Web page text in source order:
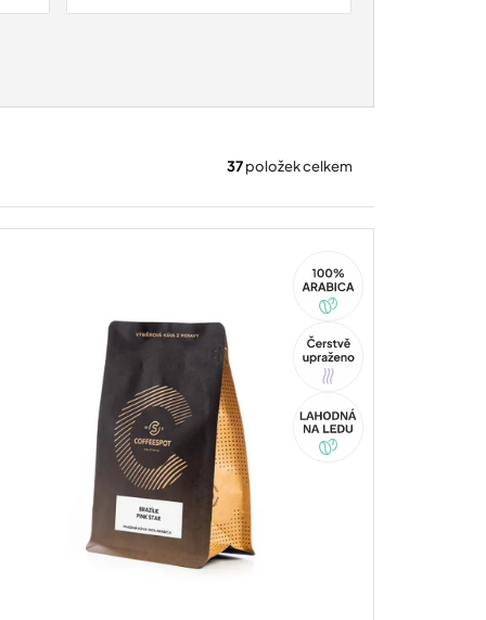
37položek celkem
Tip
Arabica